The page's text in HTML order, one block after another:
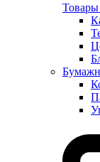
Товары